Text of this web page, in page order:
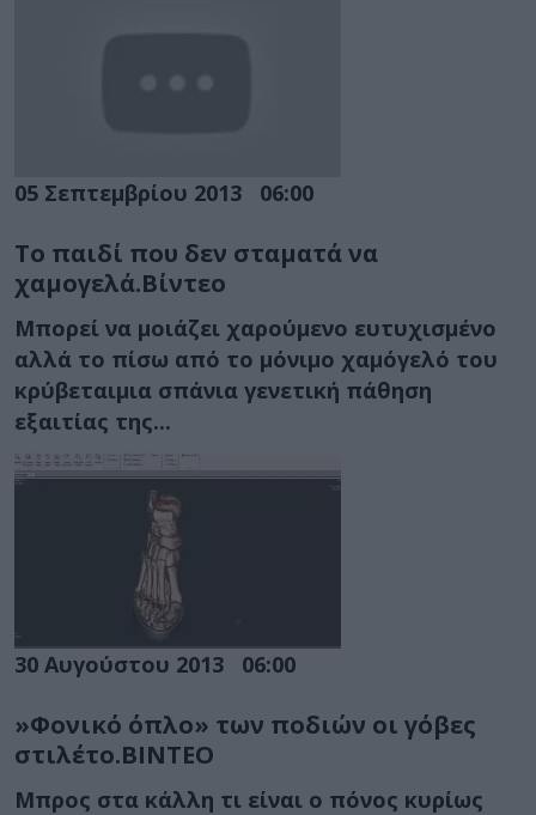
05 Σεπτεμβρίου 2013 06:00
Το παιδί που δεν σταματά να
χαμογελά.Βίντεο
Μπορεί να μοιάζει χαρούμενο ευτυχισμένο
αλλά το πίσω από το μόνιμο χαμόγελό του
κρύβεταιμια σπάνια γενετική πάθηση
εξαιτίας της...
30 Αυγούστου 2013 06:00
»Φονικό όπλο» των ποδιών οι γόβες
στιλέτο.ΒΙΝΤΕΟ
Μπρος στα κάλλη τι είναι ο πόνος κυρίως